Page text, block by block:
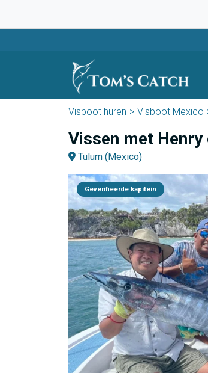
Visboot huren Visboot Mexico
Vissen met Henry
Tulum (Mexico)
Geverifieerde kapitein